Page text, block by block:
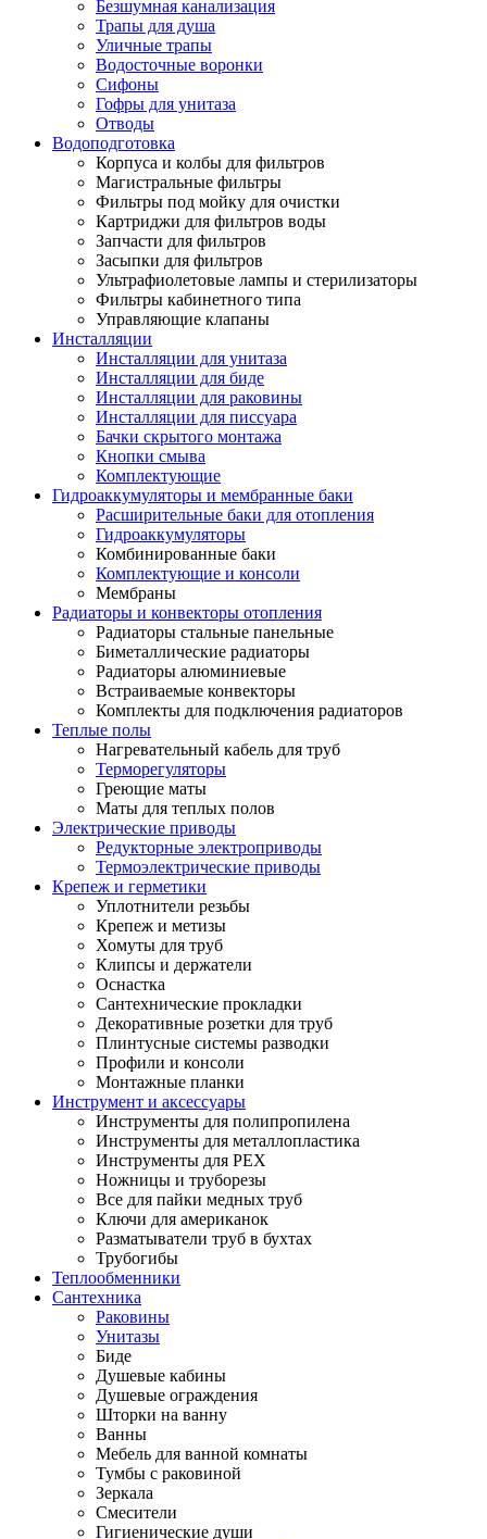
Безшумная канализация
Трапы для душа
Уличные трапы
Водосточные воронки
Сифоны
Гофры для унитаза
Отводы
Водоподготовка
Корпуса и колбы для фильтров
Магистральные фильтры
Фильтры под мойку для очистки
Картриджи для фильтров воды
Запчасти для фильтров
Засыпки для фильтров
Ультрафиолетовые лампы и стерилизаторы
Фильтры кабинетного типа
Управляющие клапаны
Инсталляции
Инсталляции для унитаза
Инсталляции для биде
Инсталляции для раковины
Инсталляции для писсуара
Бачки скрытого монтажа
Кнопки смыва
Комплектующие
Гидроаккумуляторы и мембранные баки
Расширительные баки для отопления
Гидроаккумуляторы
Комбинированные баки
Комплектующие и консоли
Мембраны
Радиаторы и конвекторы отопления
Радиаторы стальные панельные
Биметаллические радиаторы
Радиаторы алюминиевые
Встраиваемые конвекторы
Комплекты для подключения радиаторов
Теплые полы
Нагревательный кабель для труб
Терморегуляторы
Греющие маты
Маты для теплых полов
Электрические приводы
Редукторные электроприводы
Термоэлектрические приводы
Крепеж и герметики
Уплотнители резьбы
Крепеж и метизы
Хомуты для труб
Клипсы и держатели
Оснастка
Сантехнические прокладки
Декоративные розетки для труб
Плинтусные системы разводки
Профили и консоли
Монтажные планки
Инструмент и аксессуары
Инструменты для полипропилена
Инструменты для металлопластика
Инструменты для PEX
Ножницы и труборезы
Все для пайки медных труб
Ключи для американок
Разматыватели труб в бухтах
Трубогибы
Теплообменники
Сантехника
Раковины
Унитазы
Биде
Душевые кабины
Душевые ограждения
Шторки на ванну
Ванны
Мебель для ванной комнаты
Тумбы с раковиной
Зеркала
Смесители
Гигиенические души